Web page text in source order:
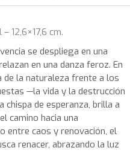
12,6×17,6 cm.
se despliega en una
en una danza feroz. En
de la naturaleza frente a los
—la vida y la destrucción
de esperanza, brilla a
camino hacia una
entre caos y renovación, el
renacer, abrazando la luz